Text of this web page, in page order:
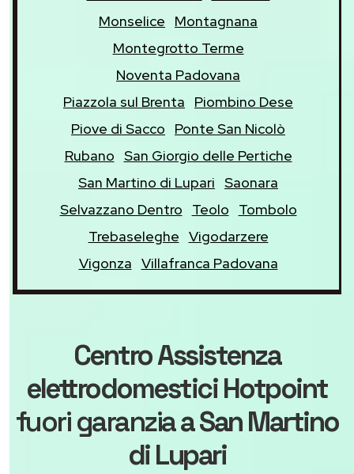
Monselice
Montagnana
Montegrotto Terme
Noventa Padovana
Piazzola sul Brenta
Piombino Dese
Piove di Sacco
Ponte San Nicolò
Rubano San Giorgio delle Pertiche
San Martino di Lupari Saonara
Selvazzano Dentro
Teolo
Tombolo
Trebaseleghe Vigodarzere
Vigonza Villafranca Padovana
Centro Assistenza
elettrodomestici Hotpoint
fuori garanziaa San Martino
di Lupari